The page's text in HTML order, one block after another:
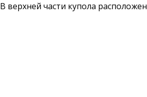
В верхней части купола